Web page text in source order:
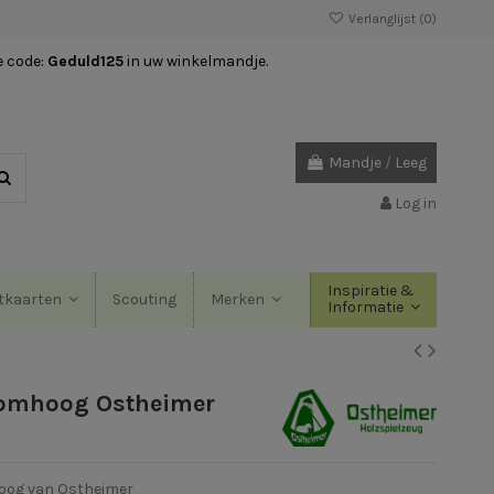
Verlanglijst (0)
code: Geduld125 in uw winkelmandje.
Mandje / Leeg
Log in
Scouting Merken
Inspiratie &
Informatie
Ostheimer
van Ostheimer